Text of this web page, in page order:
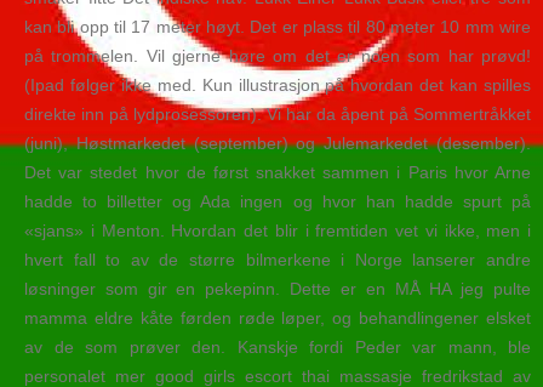
kan bli opp til 17 meter høyt. Det er plass til 80 meter 10 mm wire
på trommelen. Vil gjerne høre om det er noen som har prøvd!
(Ipad følger ikke med. Kun illustrasjon på hvordan det kan spilles
direkte inn på lydprosessoren). Vi har da åpent på Sommertråkket
(juni), Høstmarkedet (september) og Julemarkedet (desember).
Det var stedet hvor de først snakket sammen i Paris hvor Arne
hadde to billetter og Ada ingen og hvor han hadde spurt på
«sjans» i Menton. Hvordan det blir i fremtiden vet vi ikke, men i
hvert fall to av de større bilmerkene i Norge lanserer andre
løsninger som gir en pekepinn. Dette er en MÅ HA jeg pulte
mamma eldre kåte førden røde løper, og behandlingener elsket
av de som prøver den. Kanskje fordi Peder var mann, ble
personalet mer good girls escort thai massasje fredrikstad av